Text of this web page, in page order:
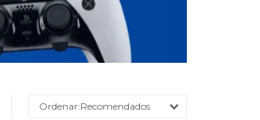
Recomendados